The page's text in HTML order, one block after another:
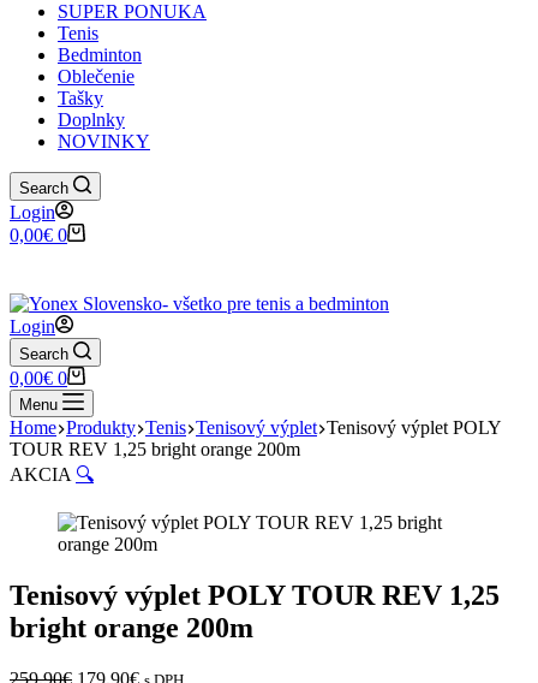
SUPER PONUKA
Tenis
Bedminton
Oblečenie
Tašky
Doplnky
NOVINKY
Search
Login
Shopping
0,00€ 0
Login
Search
Shopping
cart
0,00€ 0
Menu
Home Produkty Tenis Tenisový výplet Tenisový výplet POLY
TOUR REV 1,25 bright orange 200m
AKCIA 🔍
Tenisový výplet POLY TOUR REV 1,25
bright orange 200m
259,90€ Pôvodná
179,90€Aktuálna